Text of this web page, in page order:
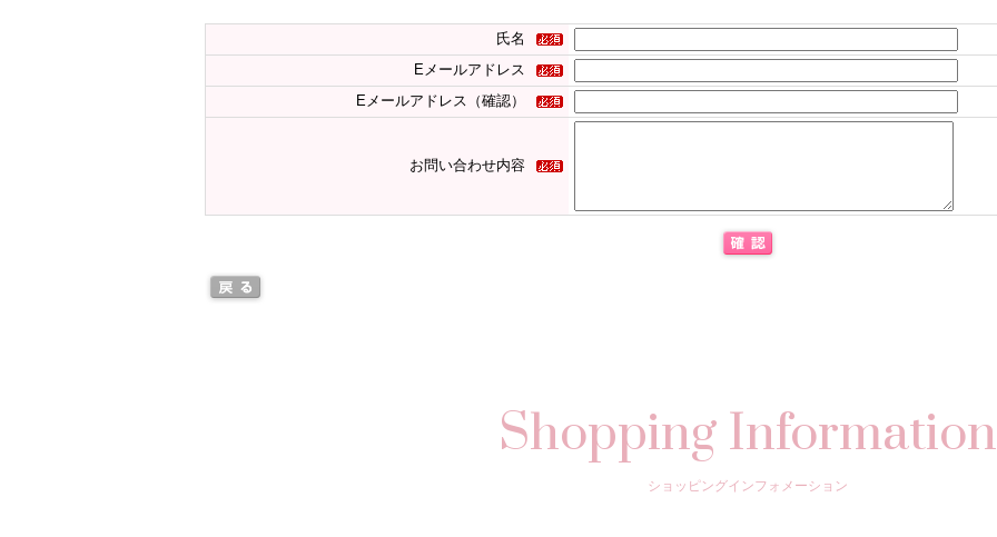
氏名
Eメールアドレス
Eメールアドレス（確認）
お問い合わせ内容
Shopping Information
ショッピングインフォメーション